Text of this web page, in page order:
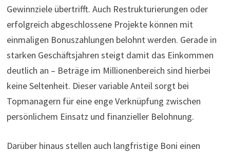
Gewinnziele übertrifft. Auch Restrukturierungen oder
erfolgreich abgeschlossene Projekte können mit
einmaligen Bonuszahlungen belohnt werden. Gerade in
starken Geschäfts­jahren steigt damit das Einkommen
deutlich an – Beträge im Millionenbereich sind hierbei
keine Seltenheit. Dieser variable Anteil sorgt bei
Topmanagern für eine enge Verknüpfung zwischen
persönlichem Einsatz und finanzieller Belohnung.
Darüber hinaus stellen auch langfristige Boni einen